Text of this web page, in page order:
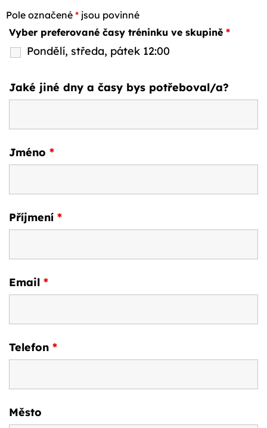
Pole označené * jsou povinné
Vyber preferované časy tréninku ve skupině *
Pondělí, středa, pátek 12:00
Jaké jiné dny a časy bys potřeboval/a?
Jméno *
Příjmení *
Email *
Telefon *
Město